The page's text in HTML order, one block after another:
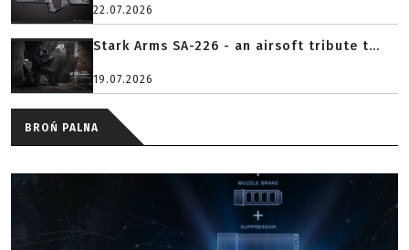
22.07.2026
Stark Arms SA-226 - an airsoft tribute t...
19.07.2026
BROŃ PALNA